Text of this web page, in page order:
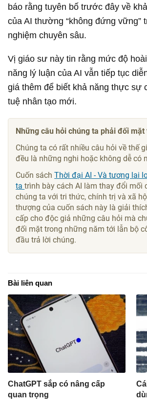
báo rằng tuyên bố trước đây về
của AI thường “không đứng vững”
nghiệm chuyên sâu.
Vị giáo sư này tin rằng mức độ
năng lý luận của AI vẫn tiếp tục
giá thêm để biết khả năng thực sự
tuệ nhân tạo mới.
Những câu hỏi chúng ta phải đối
Chúng ta có rất nhiều câu hỏi về thế
đều là những nghi hoặc không dễ có
Cuốn sáchThời đại AI - Và tương lai
tatrình bày cách AI làm thay đổi mối
chúng ta với tri thức, chính trị và xã
thượng của cuốn sách này là giải
cấp cho độc giả những câu hỏi mà
đối mặt trong những năm tới lẫn bộ
đầu trả lời chúng.
Bài liên quan
ChatGPT sắp có nâng cấp
quan trọng